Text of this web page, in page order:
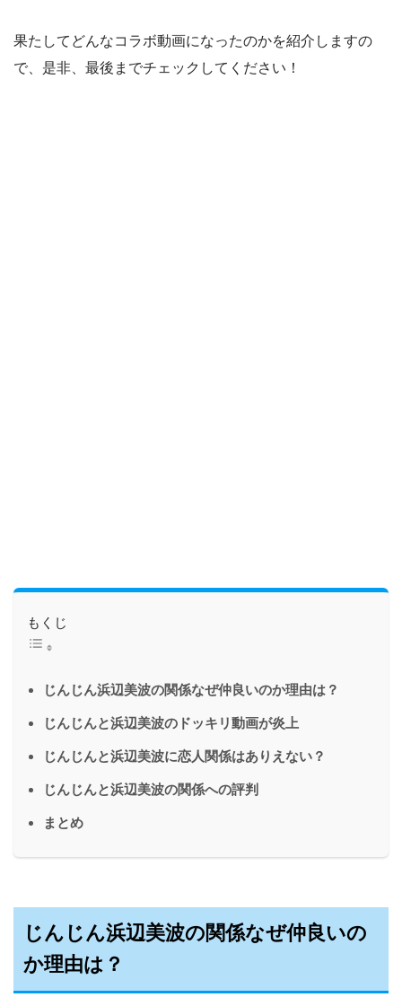
果たしてどんなコラボ動画になったのかを紹介しますの
で、是非、最後までチェックしてください！
もくじ
じんじん浜辺美波の関係なぜ仲良いのか理由は？
じんじんと浜辺美波のドッキリ動画が炎上
じんじんと浜辺美波に恋人関係はありえない？
じんじんと浜辺美波の関係への評判
まとめ
じんじん浜辺美波の関係なぜ仲良いの
か理由は？